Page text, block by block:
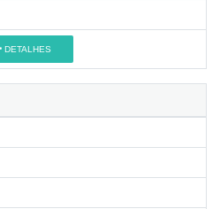
DETALHES